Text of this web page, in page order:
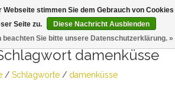
damenküsse
/ Schlagworte/ damenküsse
Webseite stimmen Sie dem Gebrauch von Cookies
Seite zu.
Diese Nachricht Ausblenden
beachten Sie bitte unsere Datenschutzerklärung. »